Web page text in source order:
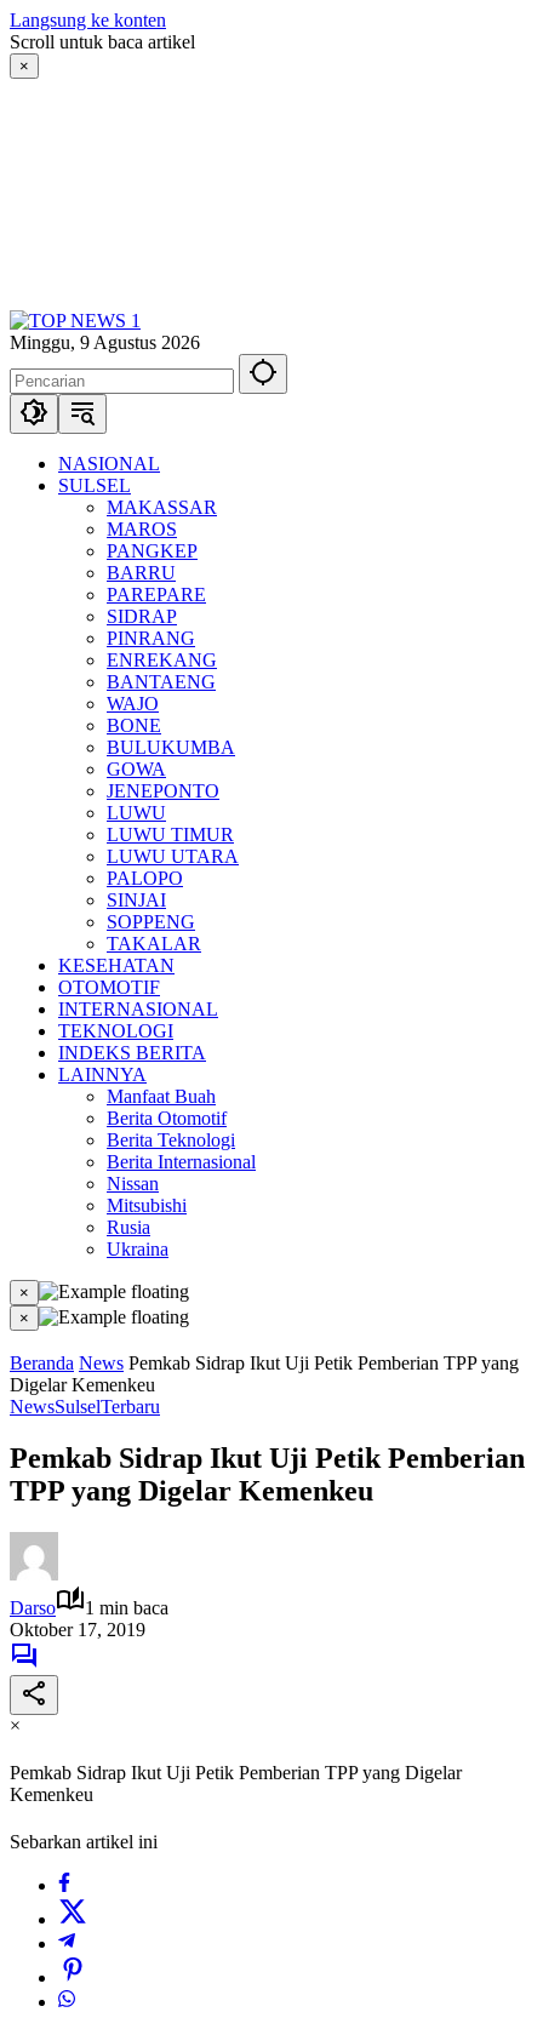
Langsung ke konten
Scroll untuk baca artikel
×
Minggu, 9 Agustus 2026
NASIONAL
SULSEL
MAKASSAR
MAROS
PANGKEP
BARRU
PAREPARE
SIDRAP
PINRANG
ENREKANG
BANTAENG
WAJO
BONE
BULUKUMBA
GOWA
JENEPONTO
LUWU
LUWU TIMUR
LUWU UTARA
PALOPO
SINJAI
SOPPENG
TAKALAR
KESEHATAN
OTOMOTIF
INTERNASIONAL
TEKNOLOGI
INDEKS BERITA
LAINNYA
Manfaat Buah
Berita Otomotif
Berita Teknologi
Berita Internasional
Nissan
Mitsubishi
Rusia
Ukraina
×
×
Beranda News Pemkab Sidrap Ikut Uji Petik Pemberian TPP yang
Digelar Kemenkeu
NewsSulselTerbaru
Pemkab Sidrap Ikut Uji Petik Pemberian
TPP yang Digelar Kemenkeu
Darso
1 min baca
Oktober 17, 2019
×
Pemkab Sidrap Ikut Uji Petik Pemberian TPP yang Digelar
Kemenkeu
Sebarkan artikel ini